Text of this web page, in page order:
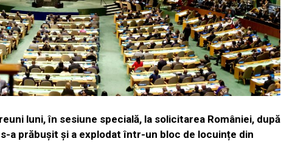
luni, în sesiune specială, la solicitarea României, după
a prăbușit și a explodat într-un bloc de locuințe din